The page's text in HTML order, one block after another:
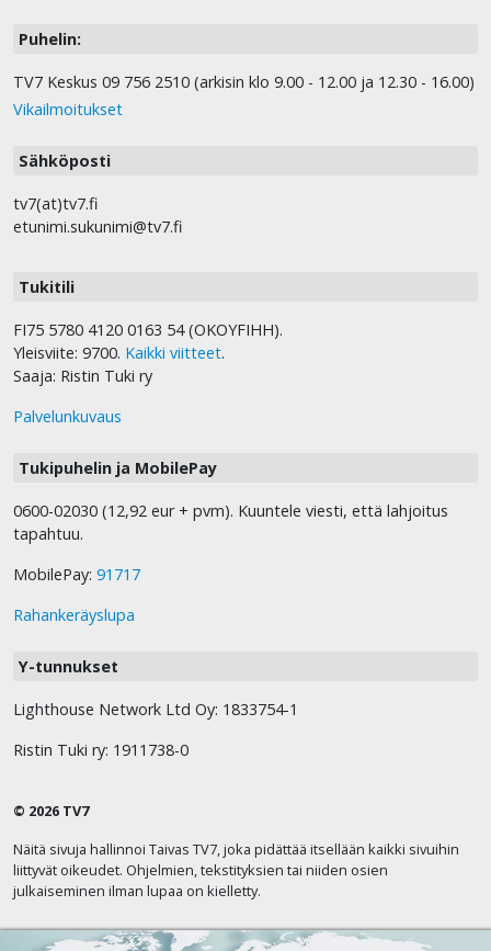
Puhelin:
TV7 Keskus 09 756 2510 (arkisin klo 9.00 - 12.00 ja 12.30 - 16.00)
Vikailmoitukset
Sähköposti
tv7(at)tv7.fi
etunimi.sukunimi@tv7.fi
Tukitili
FI75 5780 4120 0163 54 (OKOYFIHH).
Yleisviite: 9700. Kaikki viitteet.
Saaja: Ristin Tuki ry
Palvelunkuvaus
Tukipuhelin ja MobilePay
0600-02030 (12,92 eur + pvm). Kuuntele viesti, että lahjoitus
tapahtuu.
MobilePay: 91717
Rahankeräyslupa
Y-tunnukset
Lighthouse Network Ltd Oy: 1833754-1
Ristin Tuki ry: 1911738-0
© 2026 TV7
Näitä sivuja hallinnoi Taivas TV7, joka pidättää itsellään kaikki sivuihin
liittyvät oikeudet. Ohjelmien, tekstityksien tai niiden osien
julkaiseminen ilman lupaa on kielletty.